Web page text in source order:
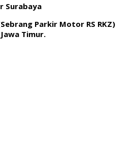
Surabaya
Parkir Motor RS RKZ)
Timur.